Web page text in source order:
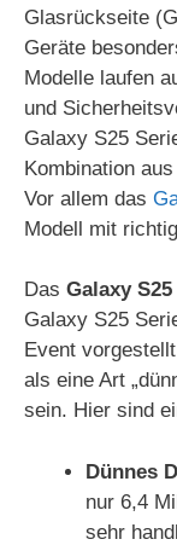
Glasrückseite
Geräte
Modelle laufen
und
Galaxy S25
Kombination
Vor allem das
Modell mit
Das Galaxy
Galaxy S25
Event
als eine Art
sein. Hier sind
Dünnes
nur 6,4
sehr